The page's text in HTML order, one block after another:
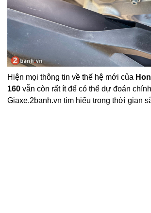
Hiện mọi thông tin về thế hệ mới của
160 vẫn còn rất ít để có thể dự đoán
Giaxe.2banh.vn tìm hiểu trong thời gian